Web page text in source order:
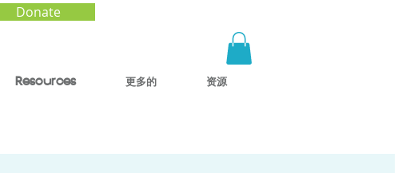
Donate
Resources 更多的 资源